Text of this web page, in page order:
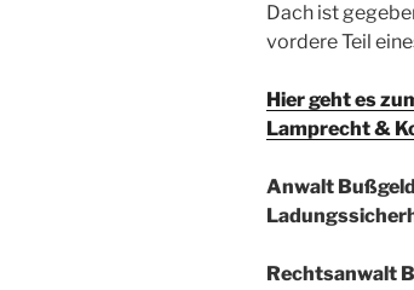
Dach ist
vordere Teil
Hier geht es
Lamprecht &
Anwalt
Rechtsanwalt